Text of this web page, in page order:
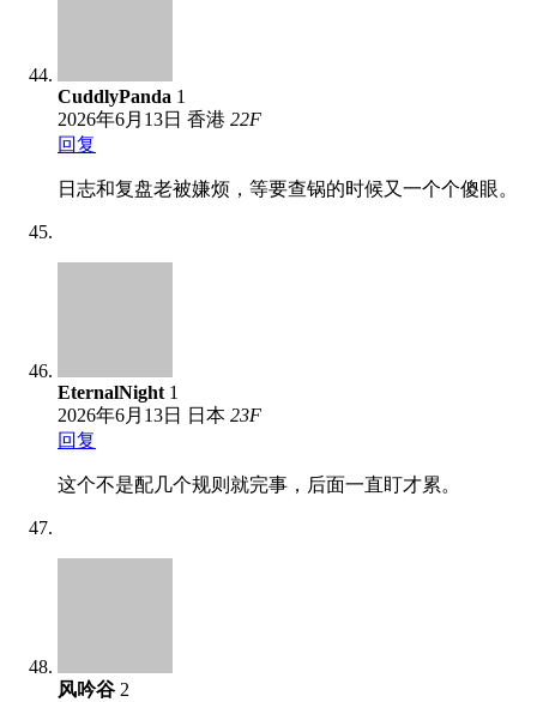
CuddlyPanda 1
2026年6月13日 香港 22F
回复
日志和复盘老被嫌烦，等要查锅的时候又一个个傻眼。
EternalNight 1
2026年6月13日
日本 23F
回复
这个不是配几个规则就完事，后面一直盯才累。
风吟谷 2